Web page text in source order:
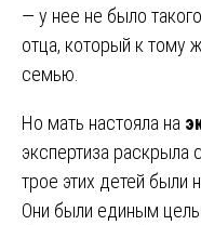
— у нее не было
отца, который к тому
семью.
Но мать настояла на
экспертиза раскрыла
трое этих детей были
Они были единым